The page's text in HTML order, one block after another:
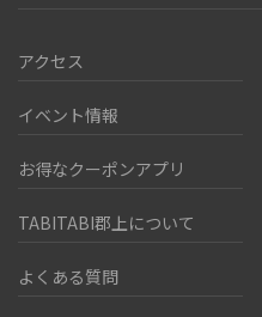
アクセス
イベント情報
お得なクーポンアプリ
TABITABI郡上について
よくある質問